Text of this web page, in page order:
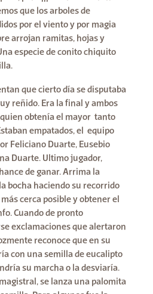
que los arboles de
por el viento y por magia
arrojan ramitas, hojas y
especie de conito chiquito
que cierto día se disputaba
reñido. Era la final y ambos
obtenía el mayor tanto
empatados, el equipo
Feliciano Duarte, Eusebio
Duarte. Ultimo jugador,
de ganar. Arrima la
bocha haciendo su recorrido
cerca posible y obtener el
Cuando de pronto
exclamaciones que alertaron
reconoce que en su
con una semilla de eucalipto
su marcha o la desviaría.
se lanza una palomita